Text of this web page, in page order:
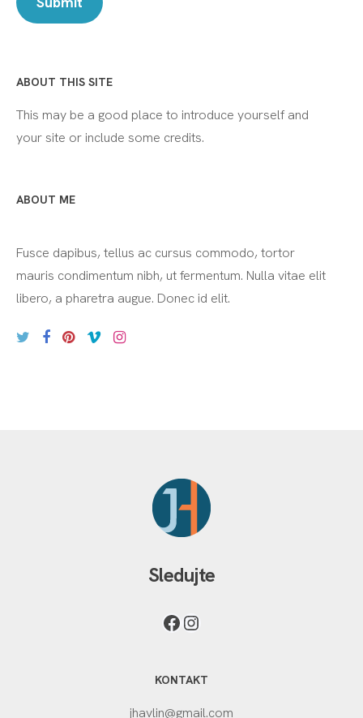
ABOUT THIS SITE
This may be a good place to introduce yourself and
your site or include some credits.
ABOUT ME
Fusce dapibus, tellus ac cursus commodo, tortor
mauris condimentum nibh, ut fermentum. Nulla vitae elit
libero, a pharetra augue. Donec id elit.
Sledujte
KONTAKT
jhavlin@gmail.com